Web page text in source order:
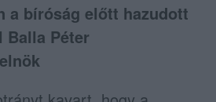
a bíróság előtt hazudott
Balla Péter